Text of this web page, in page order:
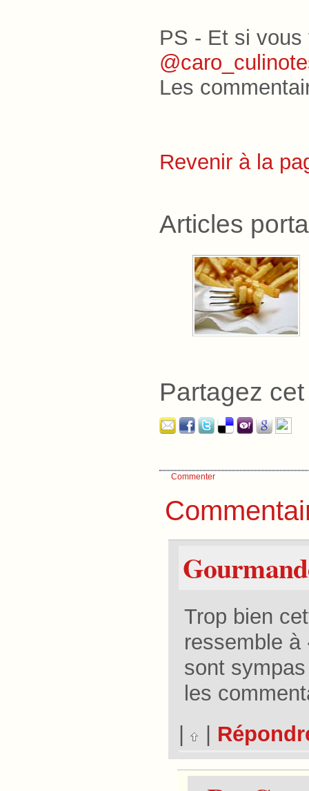
PS - Et si
Les
Revenir à la
Articles
Partagez
Commenter
Trop bien
ressemble
sont
les